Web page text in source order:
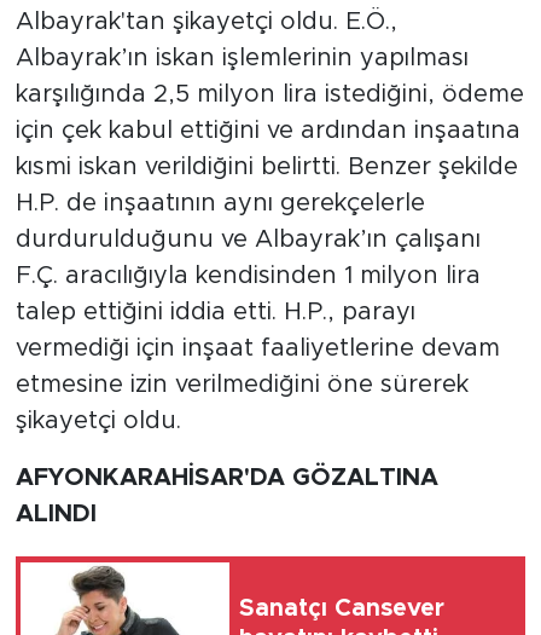
Albayrak'tan şikayetçi oldu. E.Ö.,
Albayrak’ın iskan işlemlerinin yapılması
karşılığında 2,5 milyon lira istediğini, ödeme
için çek kabul ettiğini ve ardından inşaatına
kısmi iskan verildiğini belirtti. Benzer şekilde
H.P. de inşaatının aynı gerekçelerle
durdurulduğunu ve Albayrak’ın çalışanı
F.Ç. aracılığıyla kendisinden 1 milyon lira
talep ettiğini iddia etti. H.P., parayı
vermediği için inşaat faaliyetlerine devam
etmesine izin verilmediğini öne sürerek
şikayetçi oldu.
AFYONKARAHİSAR'DA GÖZALTINA
ALINDI
Sanatçı Cansever